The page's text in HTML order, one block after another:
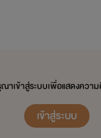
าเข้าสู่ระบบเพื่อแสดงควา
เข้าสู่ระบบ